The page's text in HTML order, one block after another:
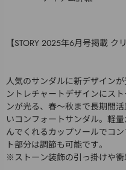
【STORY 2025年6月号掲載 ク
人気のサンダルに新デザイン
ントレチャートデザインにス
ンが光る、春～秋まで長期間
いコンフォートサンダル。軽
んでくれるカップソールでコ
ト部分は調節も可能です。
※ストーン装飾の引っ掛けや衝